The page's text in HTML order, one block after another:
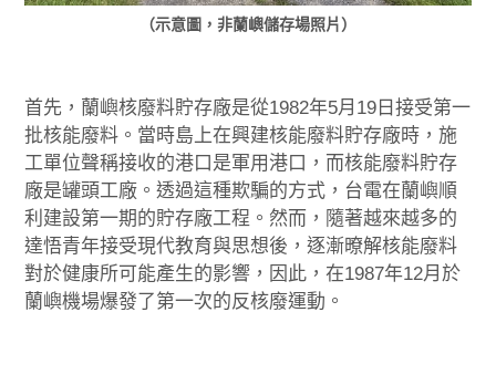
（示意圖，非蘭嶼儲存場照片）
首先，蘭嶼核廢料貯存廠是從1982年5月19日接受第一
批核能廢料。當時島上在興建核能廢料貯存廠時，施
工單位聲稱接收的港口是軍用港口，而核能廢料貯存
廠是罐頭工廠。透過這種欺騙的方式，台電在蘭嶼順
利建設第一期的貯存廠工程。然而，隨著越來越多的
達悟青年接受現代教育與思想後，逐漸暸解核能廢料
對於健康所可能產生的影響，因此，在1987年12月於
蘭嶼機場爆發了第一次的反核廢運動。